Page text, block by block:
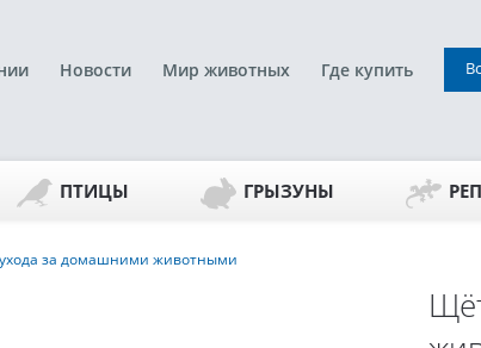
Новости Мир животных Где купить
ПТИЦЫ ГРЫЗУНЫ
за домашними животными